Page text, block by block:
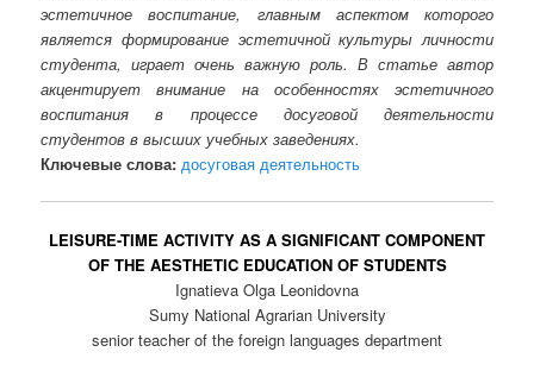
эстетичное воспитание, главным аспектом которого
является формирование эстетичной культуры личности
студента, играет очень важную роль. В статье автор
акцентирует внимание на особенностях эстетичного
воспитания в процессе досуговой деятельности
студентов в высших учебных заведениях.
Ключевые слова: досуговая деятельность
LEISURE-TIME ACTIVITY AS A SIGNIFICANT COMPONENT
OF THE AESTHETIC EDUCATION OF STUDENTS
Ignatieva Olga Leonidovna
Sumy National Agrarian University
senior teacher of the foreign languages department